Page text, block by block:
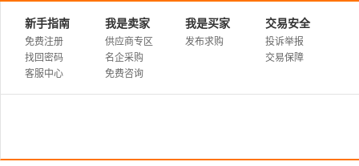
新手指南
免费注册
找回密码
客服中心
我是卖家
供应商专区
名企采购
免费咨询
我是买家
发布求购
交易安全
投诉举报
交易保障